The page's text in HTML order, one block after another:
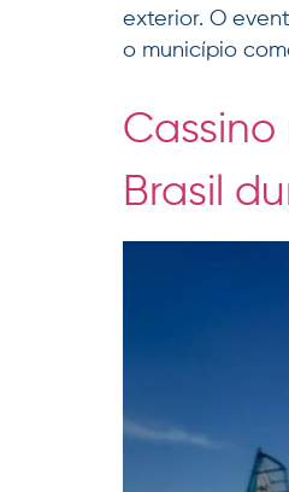
exterior. O
o município
Brasil